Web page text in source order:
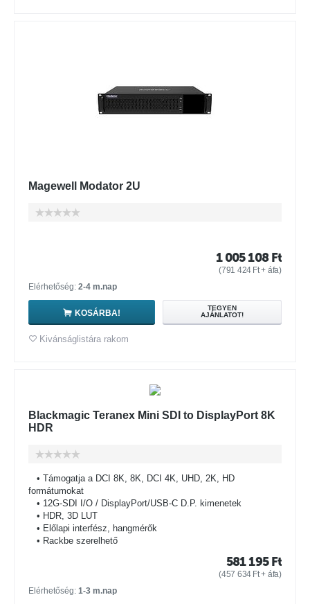
Magewell Modator 2U
1 005 108 Ft
(791 424 Ft+ áfa)
Elérhetőség: 2-4 m.nap
KOSÁRBA!
TEGYEN
AJÁNLATOT!
Kivánságlistára rakom
Blackmagic Teranex Mini SDI to DisplayPort 8K
HDR
• Támogatja a DCI 8K, 8K, DCI 4K, UHD, 2K, HD
formátumokat
• 12G-SDI I/O / DisplayPort/USB-C D.P. kimenetek
• HDR, 3D LUT
• Előlapi interfész, hangmérők
• Rackbe szerelhető
581 195 Ft
(457 634 Ft+ áfa)
Elérhetőség: 1-3 m.nap